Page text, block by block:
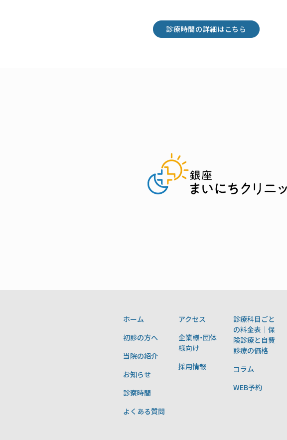
診療時間の詳細はこちら
ホーム
初診の方へ
当院の紹介
お知らせ
診察時間
よくある質問
アクセス
企業様・団体
様向け
採用情報
診療科目ごと
の料金表｜保
険診療と自費
診療の価格
コラム
WEB予約